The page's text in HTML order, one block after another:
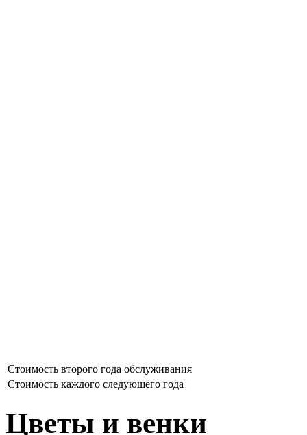
Стоимость второго года обслуживания
Стоимость каждого следующего года
Цветы и венки